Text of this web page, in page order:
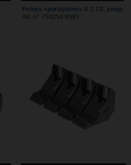
Peines +portapeines R 2 1/2, juego
Art. nº. 759254 RWS